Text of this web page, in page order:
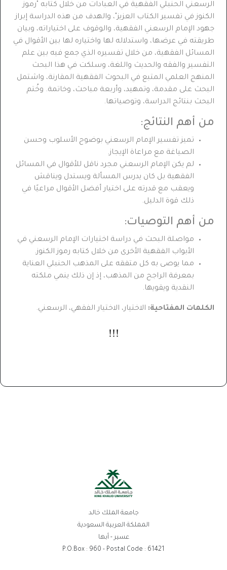
الرسعني الحنبلي الفقهية في العبادات من خلال كتابه "رموز
الكنوز في تفسير الكتاب العزيز"، والهدف من هذه الدراسة إبراز
جهود الإمام الرسعني الفقهية، والوقوف على اختياراته، وبيان
طريقته في عرضها، واستدلاله لها واختياره لها بين الأقوال في
المسائل الفقهية، من خلال تفسيره الذي جمع فيه بين علم
التفسير والفقه والحديث واللغة، وسلكت في هذا البحث
المنهج العلمي المتبع في البحوث الفقهية المقارنة، واشتمل
البحث على مقدمة، وتمهيد، وأربعة مباحث، وخاتمة. وخُتم
البحث بنتائج الدراسة، وتوصياتها.
من أهم النتائج:
تميز تفسير الإمام الرسعني بوضوح الأسلوب وحسن
الصياغة مع مراعاة الإيجاز.
لم يكن الإمام الرسعني مجرد ناقل للأقوال في المسائل
الفقهية بل كان يدرس المسألة ويستدل ويناقش
ويعقب مع قدرته على اختيار أفضل الأقوال مراعيًا في
ذلك قوة الدليل.
من أهم التوصيات:
مواصلة البحث في دراسة اختيارات الإمام الرسعني في
الأبواب الفقهية الأخرى من خلال كتابه رموز الكنوز.
مما يوصى به كل متفقه على المذهب الحنبلي العناية
بمعرفة الراجح من المذهب، إذ إن ذلك ينمي ملكته
النقدية ويقويها.
الكلمات المفتاحية: الاختيار، الاختيار الفقهي، الرسعني.
!!!
جامعة الملك خالد
المملكة العربية السعودية
عسير - أبها
P.O.Box : 960 - Postal Code : 61421